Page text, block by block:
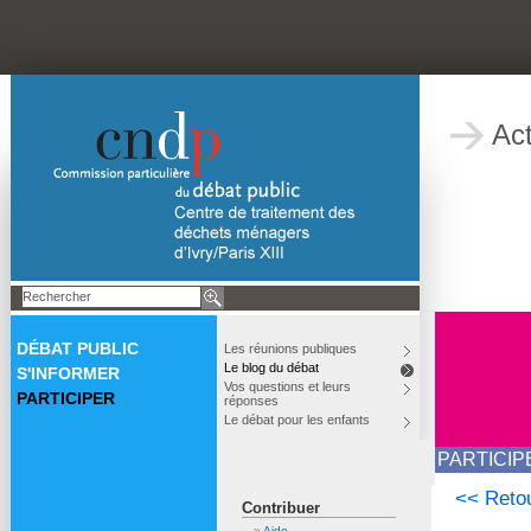
DÉBAT PUBLIC
S'INFORMER
PARTICIPER
Les réunions publiques
Le blog du débat
Vos questions et leurs
réponses
Le débat pour les enfants
Contribuer <<